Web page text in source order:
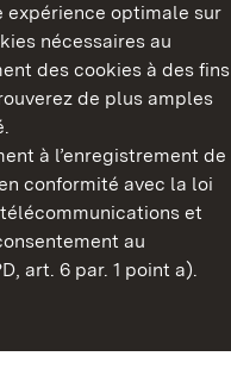
expérience optimale sur
nécessaires au
des cookies à des fins
de plus amples
à l’enregistrement de
conformité avec la loi
et
au
art. 6 par. 1 point a).